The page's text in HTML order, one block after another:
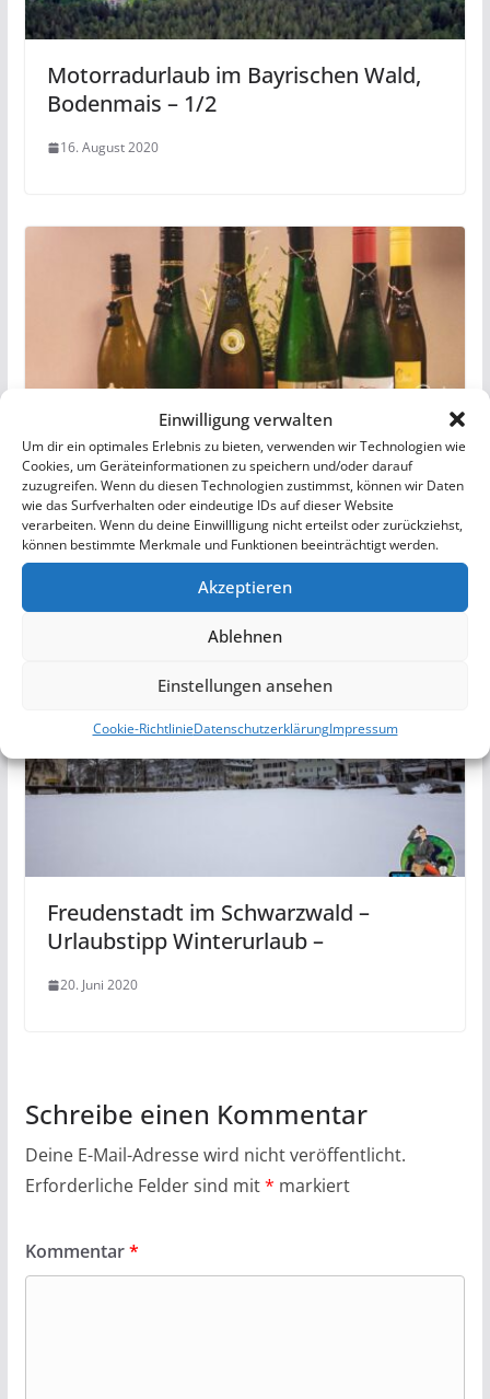
Einwilligung verwalten
Um dir ein optimales Erlebnis zu bieten, verwenden wir Technologien wie
Cookies, um Geräteinformationen zu speichern und/oder darauf
zuzugreifen. Wenn du diesen Technologien zustimmst, können wir Daten
wie das Surfverhalten oder eindeutige IDs auf dieser Website
verarbeiten. Wenn du deine Einwillligung nicht erteilst oder zurückziehst,
können bestimmte Merkmale und Funktionen beeinträchtigt werden.
Akzeptieren
Ablehnen
Einstellungen ansehen
Cookie-RichtlinieDatenschutzerklärungImpressum
Motorradurlaub im Bayrischen Wald,
Bodenmais – 1/2
16. August 2020
ZellerFestgefühl – Onlineweinprobe
aus Zell an der Mosel
28. Juni 2020
Freudenstadt im Schwarzwald –
Urlaubstipp Winterurlaub –
20. Juni 2020
Schreibe einen Kommentar
Deine E-Mail-Adresse wird nicht veröffentlicht.
Erforderliche Felder sind mit* markiert
Kommentar*